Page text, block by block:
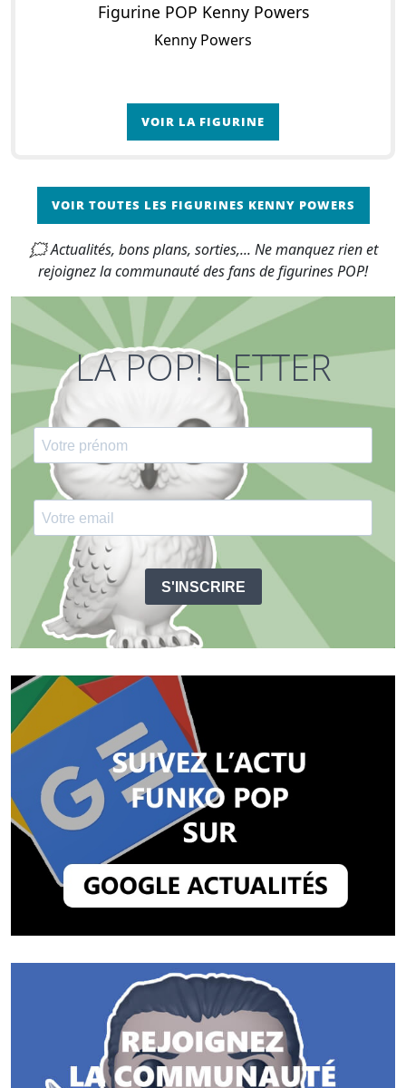
Figurine POP Kenny Powers
Kenny Powers
VOIR LA FIGURINE
VOIR TOUTES LES FIGURINES KENNY POWERS
🗯 Actualités, bons plans, sorties,... Ne manquez rien et
rejoignez la communauté des fans de figurines POP!
LA POP! LETTER
S'INSCRIRE